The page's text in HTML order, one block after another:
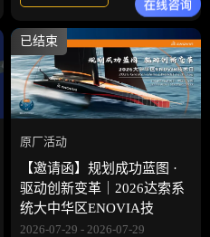
已结束
原厂活动
【邀请函】规划成功蓝图 ·
驱动创新变革｜2026达索系
统大中华区ENOVIA技
2026-07-29 - 2026-07-29